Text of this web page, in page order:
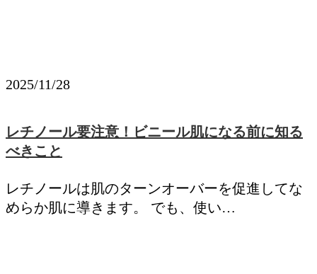
2025/11/28
レチノール要注意！ビニール肌になる前に知る
べきこと
レチノールは肌のターンオーバーを促進してな
めらか肌に導きます。 でも、使い…